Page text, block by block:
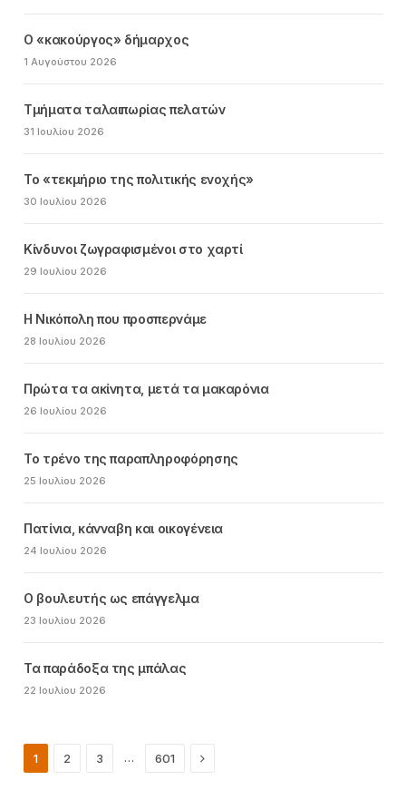
Ο «κακούργος» δήμαρχος
1 Αυγούστου 2026
Τμήματα ταλαιπωρίας πελατών
31 Ιουλίου 2026
Το «τεκμήριο της πολιτικής ενοχής»
30 Ιουλίου 2026
Κίνδυνοι ζωγραφισμένοι στο χαρτί
29 Ιουλίου 2026
Η Νικόπολη που προσπερνάμε
28 Ιουλίου 2026
Πρώτα τα ακίνητα, μετά τα μακαρόνια
26 Ιουλίου 2026
Το τρένο της παραπληροφόρησης
25 Ιουλίου 2026
Πατίνια, κάνναβη και οικογένεια
24 Ιουλίου 2026
Ο βουλευτής ως επάγγελμα
23 Ιουλίου 2026
Τα παράδοξα της μπάλας
22 Ιουλίου 2026
1 2 3 … 601 Next